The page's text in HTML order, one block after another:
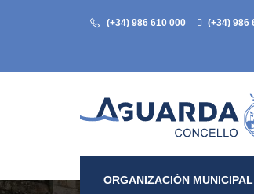
(+34) 986 610 000 (+34) 986
ORGANIZACIÓN MUNICIPAL